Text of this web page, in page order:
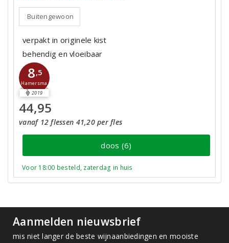
Buitengewoon
verpakt in originele kist
behendig en vloeibaar
8,5
Hamersma
2019
44,95
vanaf 12 flessen 41,20 per fles
doos (6)
Voor 18:00 besteld, zaterdag in huis
Aanmelden nieuwsbrief
mis niet langer de beste wijnaanbiedingen en mooiste